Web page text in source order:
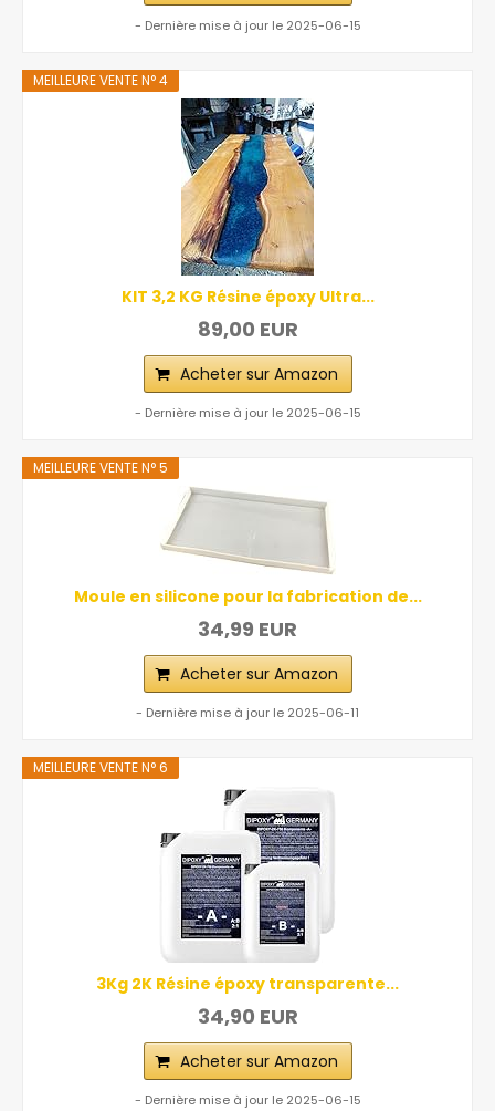
- Dernière mise à jour le 2025-06-15
MEILLEURE VENTE N° 4
KIT 3,2 KG Résine époxy Ultra...
89,00 EUR
Acheter sur Amazon
- Dernière mise à jour le 2025-06-15
MEILLEURE VENTE N° 5
Moule en silicone pour la fabrication de...
34,99 EUR
Acheter sur Amazon
- Dernière mise à jour le 2025-06-11
MEILLEURE VENTE N° 6
3Kg 2K Résine époxy transparente...
34,90 EUR
Acheter sur Amazon
- Dernière mise à jour le 2025-06-15